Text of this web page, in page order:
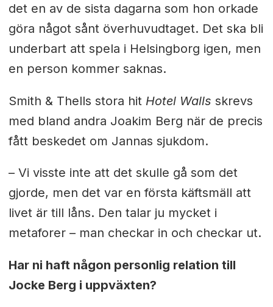
det en av de sista dagarna som hon orkade
göra något sånt överhuvudtaget. Det ska bli
underbart att spela i Helsingborg igen, men
en person kommer saknas.
Smith & Thells stora hit Hotel Walls skrevs
med bland andra Joakim Berg när de precis
fått beskedet om Jannas sjukdom.
– Vi visste inte att det skulle gå som det
gjorde, men det var en första käftsmäll att
livet är till låns. Den talar ju mycket i
metaforer – man checkar in och checkar ut.
Har ni haft någon personlig relation till
Jocke Berg i uppväxten?